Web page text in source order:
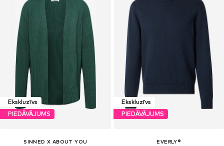
Ekskluzīvs
PIEDĀVĀJUMS
SINNED X ABOUT YOU
Ekskluzīvs
PIEDĀVĀJUMS
EVERLY®